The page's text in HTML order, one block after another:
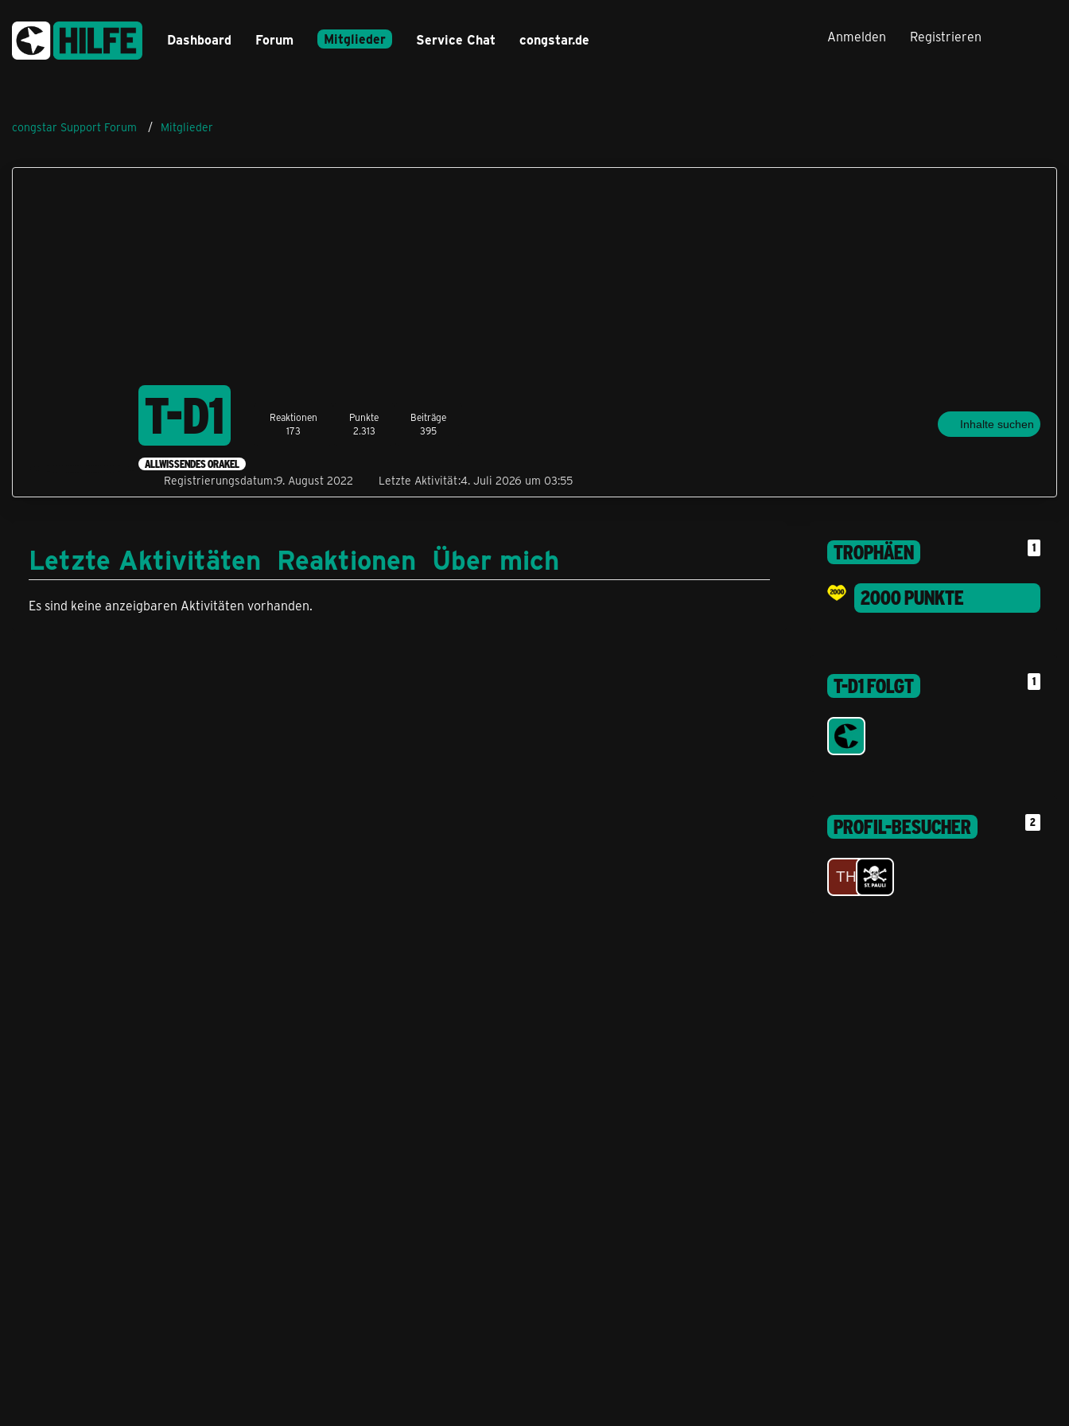
Dashboard Forum Mitglieder Service Chat congstar.de Anmelden Registrieren
congstar Support Forum Mitglieder
T-D1
ALLWISSENDES ORAKEL
Reaktionen
173
Punkte
2.313
Beiträge
395
Inhalte suchen
Registrierungsdatum 9. August 2022 Letzte Aktivität 4. Juli 2026 um 03:55
Letzte Aktivitäten Reaktionen Über mich
Es sind keine anzeigbaren Aktivitäten vorhanden.
TROPHÄEN 1
2000 PUNKTE
T-D1 FOLGT 1
PROFIL-BESUCHER 2